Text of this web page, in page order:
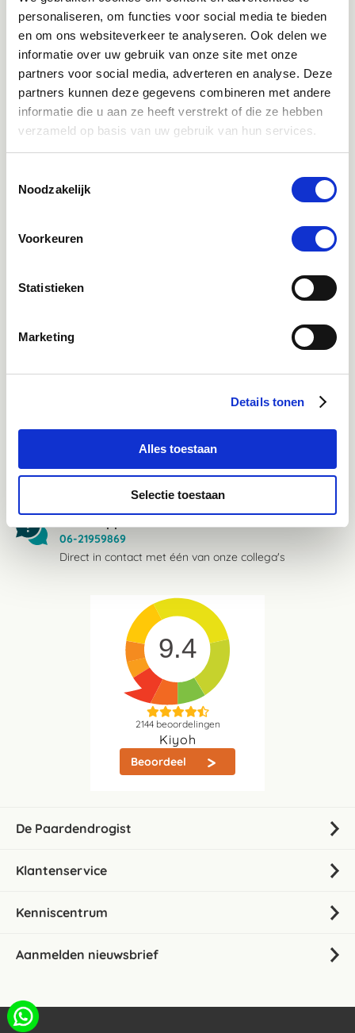
personaliseren, om functies voor social media te bieden
en om ons websiteverkeer te analyseren. Ook delen we
informatie over uw gebruik van onze site met onze
partners voor social media, adverteren en analyse. Deze
partners kunnen deze gegevens combineren met andere
informatie die u aan ze heeft verstrekt of die ze hebben
verzameld op basis van uw gebruik van hun services.
Noodzakelijk
Voorkeuren
Statistieken
Marketing
Details tonen
Alles toestaan
Selectie toestaan
Klantenservice bereikbaarheid:
Ma - Vrij 8:30 - 17:30 uur
Direct advies
Bekijk Facebook
Inspiratie, informatie en bereikbaar voor vragen
Instagram
Mail
advies@paardendrogist.nl
vragen
06-21959869
Direct in contact met één van onze collega's
9.4
2144beoordelingen
Kiyoh
Beoordeel
De Paardendrogist
Klantenservice
Kenniscentrum
Aanmelden nieuwsbrief